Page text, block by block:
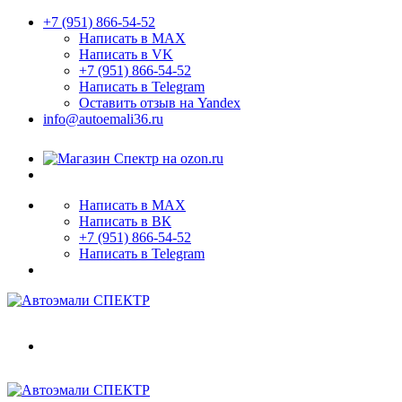
+7 (951) 866-54-52
Написать в MAX
Написать в VK
+7 (951) 866-54-52
Написать в Telegram
Оставить отзыв на Yandex
info@autoemali36.ru
Написать в MAX
Написать в ВК
+7 (951) 866-54-52
Написать в Telegram